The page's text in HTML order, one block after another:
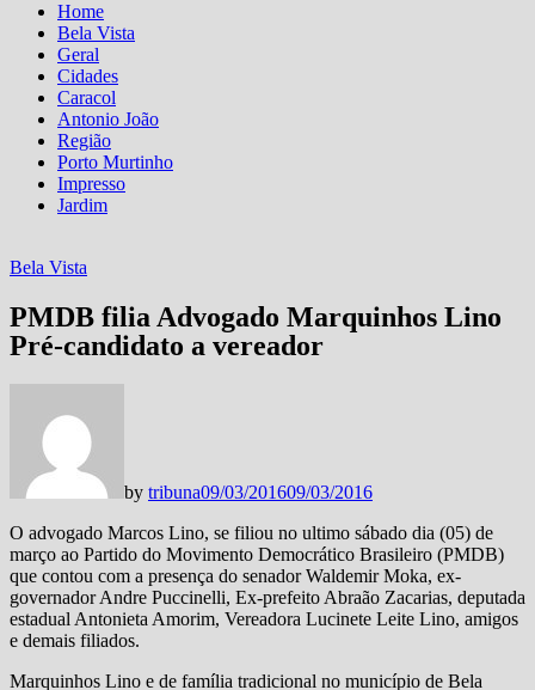
Home
Bela Vista
Geral
Cidades
Caracol
Antonio João
Região
Porto Murtinho
Impresso
Jardim
Bela Vista
PMDB filia Advogado Marquinhos Lino
Pré-candidato a vereador
by tribuna09/03/201609/03/2016
O advogado Marcos Lino, se filiou no ultimo sábado dia (05) de
março ao Partido do Movimento Democrático Brasileiro (PMDB)
que contou com a presença do senador Waldemir Moka, ex-
governador Andre Puccinelli, Ex-prefeito Abraão Zacarias, deputada
estadual Antonieta Amorim, Vereadora Lucinete Leite Lino, amigos
e demais filiados.
Marquinhos Lino e de família tradicional no município de Bela